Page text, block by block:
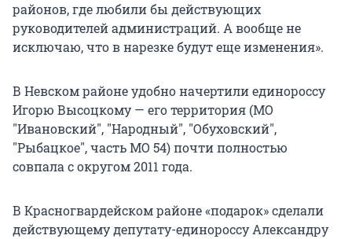
районов, где любили бы действующих
руководителей администраций. А вообще не
исключаю, что в нарезке будут еще изменения».
В Невском районе удобно начертили единороссу
Игорю Высоцкому — его территория (МО
"Ивановский", "Народный", "Обуховский",
"Рыбацкое", часть МО 54) почти полностью
совпала с округом 2011 года.
В Красногвардейском районе «подарок» сделали
действующему депутату-единороссу Александру